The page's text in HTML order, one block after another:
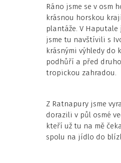
Ráno jsme se v osm
krásnou horskou
plantáže. V
jsme tu navštívili s
krásnými výhledy do
podhůří a před
tropickou zahradou.
Z Ratnapury jsme
dorazili v půl osmé
kteří už tu na mě
spolu na jídlo do